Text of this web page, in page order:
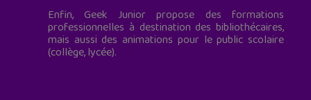
Enfin, Geek Junior propose des formations
professionnelles à destination des bibliothécaires,
mais aussi des animations pour le public scolaire
(collège, lycée).